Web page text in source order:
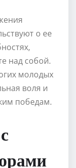
о ее
над собой.
молодых
воля и
победам.